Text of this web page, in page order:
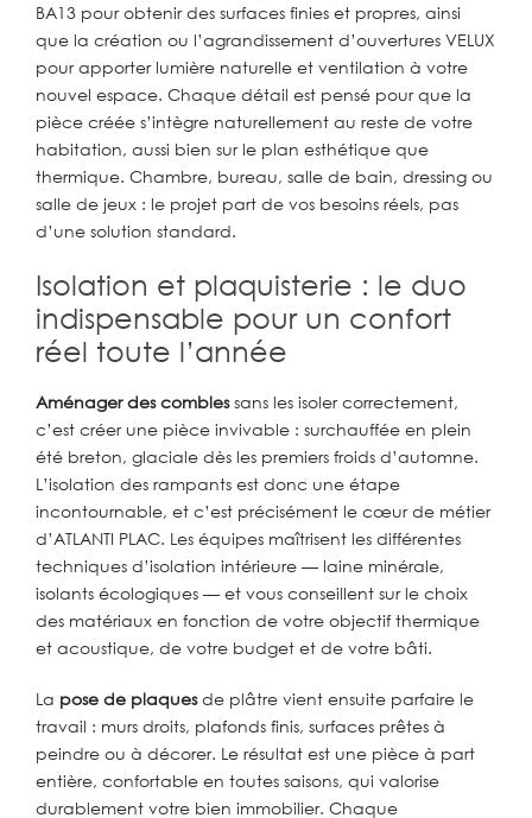
BA13 pour obtenir des surfaces finies et propres, ainsi
que la création ou l’agrandissement d’ouvertures VELUX
pour apporter lumière naturelle et ventilation à votre
nouvel espace. Chaque détail est pensé pour que la
pièce créée s’intègre naturellement au reste de votre
habitation, aussi bien sur le plan esthétique que
thermique. Chambre, bureau, salle de bain, dressing ou
salle de jeux : le projet part de vos besoins réels, pas
d’une solution standard.
Isolation et plaquisterie : le duo
indispensable pour un confort
réel toute l’année
Aménager des comblessans les isoler correctement,
c’est créer une pièce invivable : surchauffée en plein
été breton, glaciale dès les premiers froids d’automne.
L’isolation des rampants est donc une étape
incontournable, et c’est précisément le cœur de métier
d’ATLANTI PLAC. Les équipes maîtrisent les différentes
techniques d’isolation intérieure — laine minérale,
isolants écologiques — et vous conseillent sur le choix
des matériaux en fonction de votre objectif thermique
et acoustique, de votre budget et de votre bâti.
La pose de plaques de plâtre vient ensuite parfaire le
travail : murs droits, plafonds finis, surfaces prêtes à
peindre ou à décorer. Le résultat est une pièce à part
entière, confortable en toutes saisons, qui valorise
durablement votre bien immobilier. Chaque